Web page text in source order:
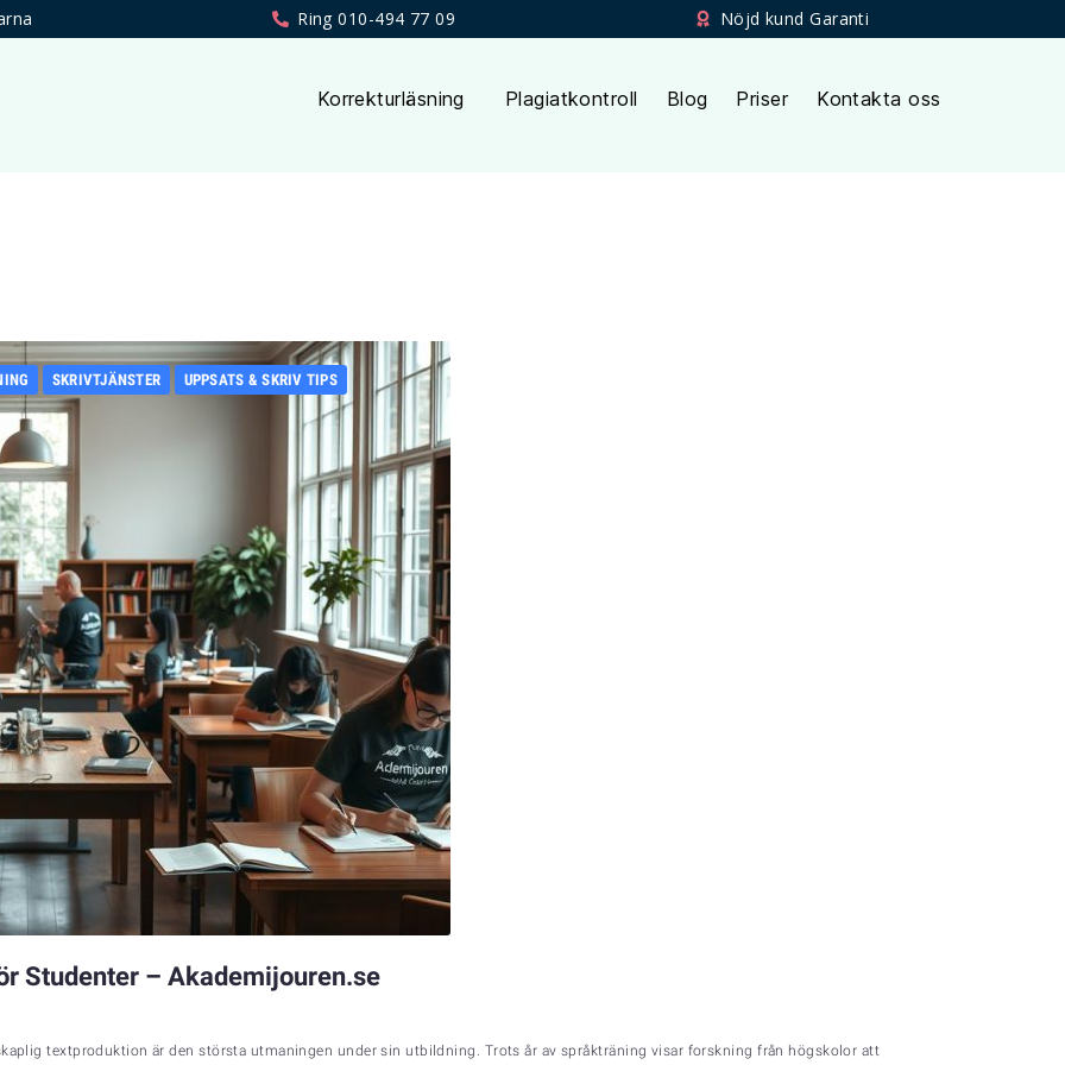
Ring 010-494 77 09 Nöjd kund Garanti
Korrekturläsning Plagiatkontroll Blog Priser Kontakta oss
SKRIVTJÄNSTER UPPSATS & SKRIV TIPS
Studenter – Akademijouren.se
textproduktion är den största utmaningen under sin utbildning. Trots år av språkträning visar forskning från högskolor att